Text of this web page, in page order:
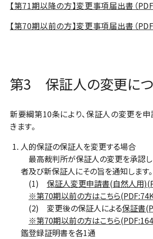
【第71期以降の方】変更事項届出書（
【第70期以前の方】変更事項届出書（
第3 保証人の変更に
新要綱第10条により、保証人の変更を申
きます。
人的保証の保証人を変更する場合
最高裁判所が保証人の変更を承認し
者及び新保証人にその旨を通知します。
(1) 保証人変更申請書(自然人用
※第70期以前の方はこちら
(2) 変更後の保証人による保証書
※第70期以前の方はこちら
鑑登録証明書を各1通